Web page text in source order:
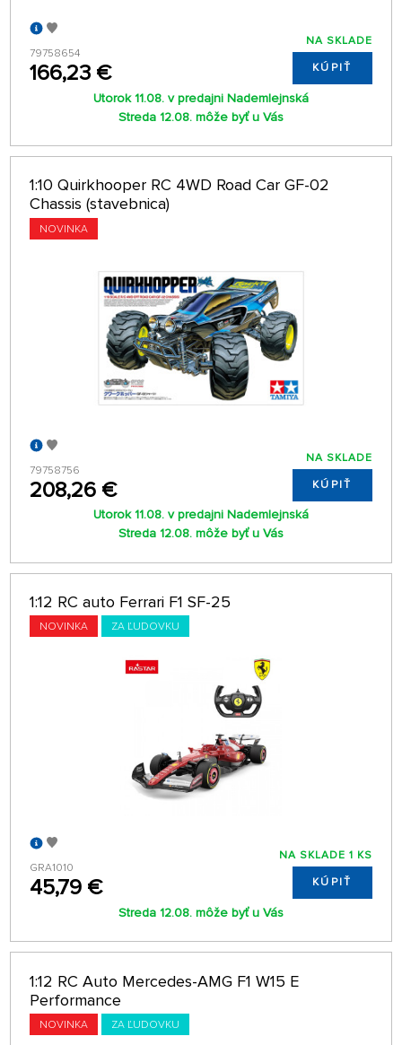
79758654
166,23 €
NA SKLADE
KÚPIŤ
Utorok 11.08. v predajni Nademlejnská
Streda 12.08. môže byť u Vás
1:10 Quirkhooper RC 4WD Road Car GF-02
Chassis (stavebnica)
NOVINKA
79758756
208,26 €
NA SKLADE
KÚPIŤ
Utorok 11.08. v predajni Nademlejnská
Streda 12.08. môže byť u Vás
1:12 RC auto Ferrari F1 SF-25
NOVINKA ZA ĽUDOVKU
GRA1010
45,79 €
NA SKLADE 1 KS
KÚPIŤ
Streda 12.08. môže byť u Vás
1:12 RC Auto Mercedes-AMG F1 W15 E
Performance
NOVINKA ZA ĽUDOVKU